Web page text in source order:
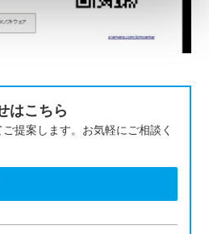
はこちら
提案します。お気軽にご相談く